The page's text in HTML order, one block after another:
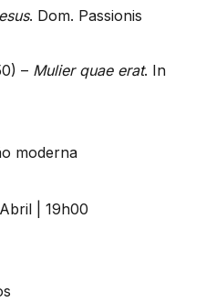
. Dom. Passionis
– Mulier quae erat. In
moderna